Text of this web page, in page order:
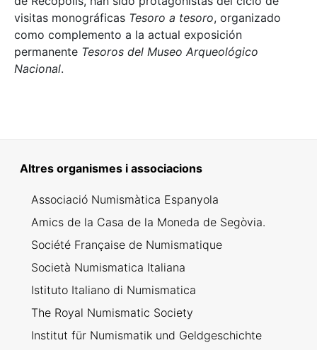
visitas monográficas Tesoro a tesoro, organizado
como complemento a la actual exposición
permanente Tesoros del Museo Arqueológico
Nacional.
Altres organismes i associacions
Associació Numismàtica Espanyola
Amics de la Casa de la Moneda de Segòvia.
Société Française de Numismatique
Società Numismatica Italiana
Istituto Italiano di Numismatica
The Royal Numismatic Society
Institut für Numismatik und Geldgeschichte